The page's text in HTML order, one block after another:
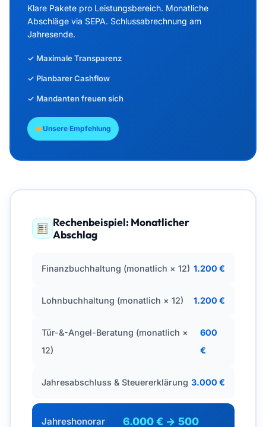
Klare Pakete pro Leistungsbereich. Monatliche
Abschläge via SEPA. Schlussabrechnung am
Jahresende.
✓ Maximale Transparenz
✓ Planbarer Cashflow
✓ Mandanten freuen sich
Unsere Empfehlung
Rechenbeispiel: Monatlicher
Abschlag
Finanzbuchhaltung (monatlich × 12) 1.200 €
Lohnbuchhaltung (monatlich × 12) 1.200 €
Tür-&-Angel-Beratung (monatlich ×
12)
600
€
Jahresabschluss & Steuererklärung 3.000 €
Jahreshonorar
6.000 € → 500